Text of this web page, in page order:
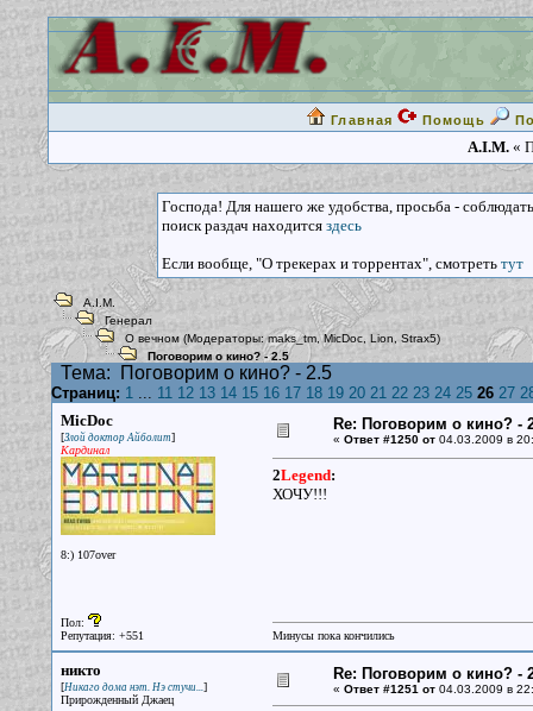
Главная Помощь
A.I.M. «
Господа! Для нашего же удобства, просьба -
поиск раздач находится здесь
Если вообще, "О трекерах и торрентах", смотреть тут
A.I.M.
Генерал
О вечном (Модераторы:maks_tm,MicDoc, Lion, Strax5)
Поговорим о кино? - 2.5
Тема: Поговорим о кино? - 2.5
Страниц: 1... 11 12 13 14 15 16 17 18 19 20 21 22 23 24 25 26 27
MicDoc
[Злой доктор Айболит]
Кардинал
8:) 107over
Пол:
Репутация: +551
Re: Поговорим о кино? -
« Ответ #1250 от04.03.2009 в
2Legend:
ХОЧУ!!!
Минусы пока кончились
никто
[Никаго дома нэт. Нэ стучи...]
Прирожденный Джаец
Re: Поговорим о кино? -
« Ответ #1251 от04.03.2009 в